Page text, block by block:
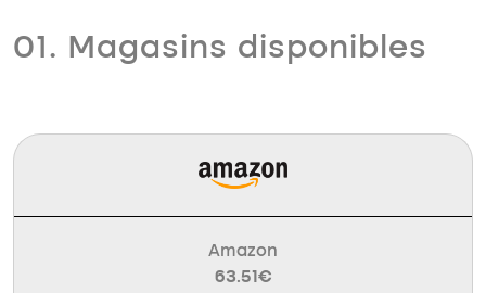
01. Magasins disponibles
Amazon
63.51€